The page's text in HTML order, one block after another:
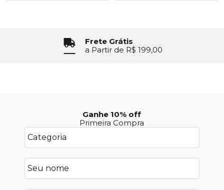
Frete Grátis
a Partir de R$ 199,00
Ganhe 10% off
Primeira Compra